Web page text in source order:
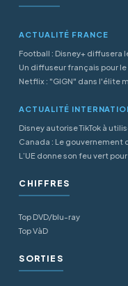
ACTUALITÉ FRANCE
Football : Disney+ diffusera
Un diffuseur français pour
Netflix : "GIGN" dans l'élite
ACTUALITÉ
Disney autorise TikTok à
Canada : Le gouvernement
L’UE donne son feu vert
CHIFFRES
Top DVD/blu-ray
Top VàD
SORTIES